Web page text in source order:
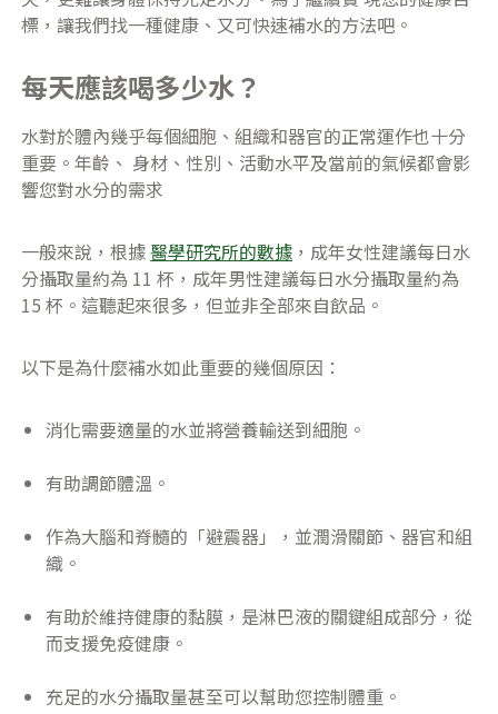
標，讓我們找一種健康、又可快速補水的方法吧。
每天應該喝多少水？
水對於體內幾乎每個細胞、組織和器官的正常運作也十分
重要。年齡、 身材、性別、活動水平及當前的氣候都會影
響您對水分的需求
一般來說，根據醫學研究所的數據 ，成年女性建議每日水
分攝取量約為 11 杯，成年男性建議每日水分攝取量約為
15 杯。這聽起來很多，但並非全部來自飲品。
以下是為什麼補水如此重要的幾個原因：
消化需要適量的水並將營養輸送到細胞。
有助調節體溫。
​作為大腦和脊髓的「避震器」，並潤滑關節、器官和組
織。
​有助於維持健康的黏膜，是淋巴液的關鍵組成部分，從
而支援免疫健康。
充足的水分攝取量甚至可以幫助您控制體重。